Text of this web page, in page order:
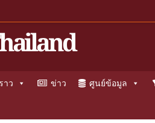
าว ข่าว ศูนย์ข้อมูล